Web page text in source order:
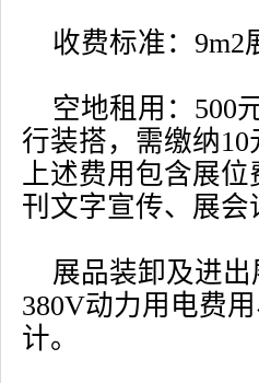
收费标准：9m2
空地租用：500
行装搭，需缴纳
上述费用包含展
刊文字宣传、展会
展品装卸及进
380V动力用电费
计。